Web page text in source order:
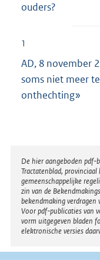
ouders?
1
AD, 8 november
soms niet meer
onthechting»
Disclaimer
De hier aangeboden pdf-
Tractatenblad,
gemeenschappelijke
zin van de
bekendmaking
Voor pdf-publicaties van
vorm uitgegeven bladen
elektronische versies